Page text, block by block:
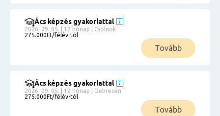
Ács képzés gyakorlattal
2026. 09. 05. | 12 hónap | Csolnok
275.000Ft/félév-tól
Tovább
Ács képzés gyakorlattal
2026. 09. 05. | 12 hónap | Debrecen
275.000Ft/félév-tól
Tovább